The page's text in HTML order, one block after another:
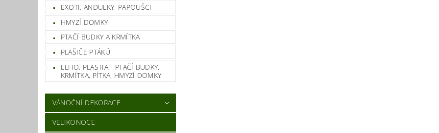
EXOTI, ANDULKY, PAPOUŠCI
HMYZÍ DOMKY
PTAČÍ BUDKY A KRMÍTKA
PLAŠIČE PTÁKŮ
ELHO, PLASTIA - PTAČÍ BUDKY,
KRMÍTKA, PÍTKA, HMYZÍ DOMKY
VÁNOČNÍ DEKORACE
VELIKONOCE